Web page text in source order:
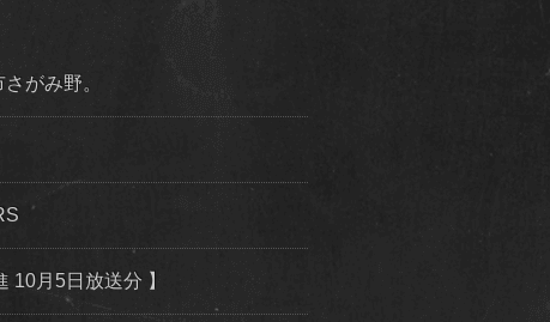
がみ野。
10月5日放送分 】